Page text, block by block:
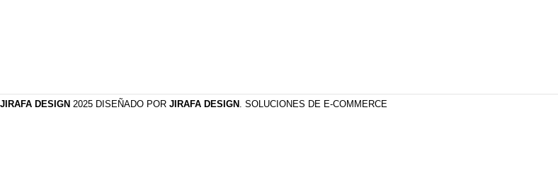
JIRAFA DESIGN 2025 DISEÑADO POR JIRAFA DESIGN . SOLUCIONES DE E-COMMERCE